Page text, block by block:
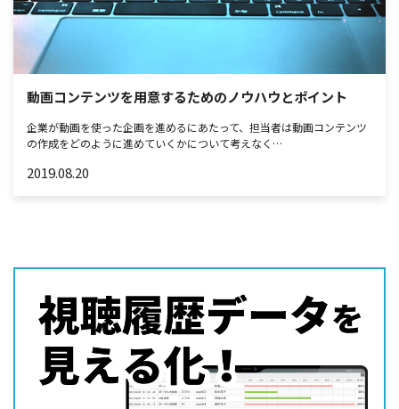
動画コンテンツを用意するためのノウハウとポイント
企業が動画を使った企画を進めるにあたって、担当者は動画コンテンツ
の作成をどのように進めていくかについて考えなく…
2019.08.20